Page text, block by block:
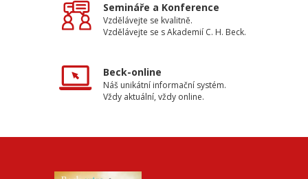
Semináře a Konference
Vzdělávejte se kvalitně.
Vzdělávejte se s Akademií C. H. Beck.
Beck-online
Náš unikátní informační systém.
Vždy aktuální, vždy online.